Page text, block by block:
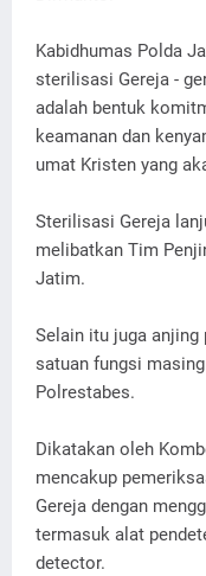
Kabidhumas Polda
sterilisasi Gereja -
adalah bentuk
keamanan dan
umat Kristen yang
Sterilisasi Gereja
melibatkan Tim
Jatim.
Selain itu juga anjing
satuan fungsi
Polrestabes.
Dikatakan oleh
mencakup
Gereja dengan
termasuk alat
detector.